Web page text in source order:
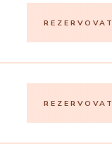
REZERVOVAT
REZERVOVAT